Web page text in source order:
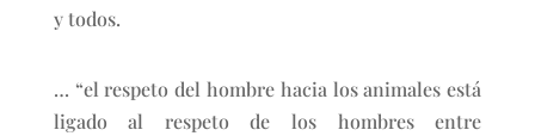
y todos.
… “el respeto del hombre hacia los animales está
ligado al respeto de los hombres entre